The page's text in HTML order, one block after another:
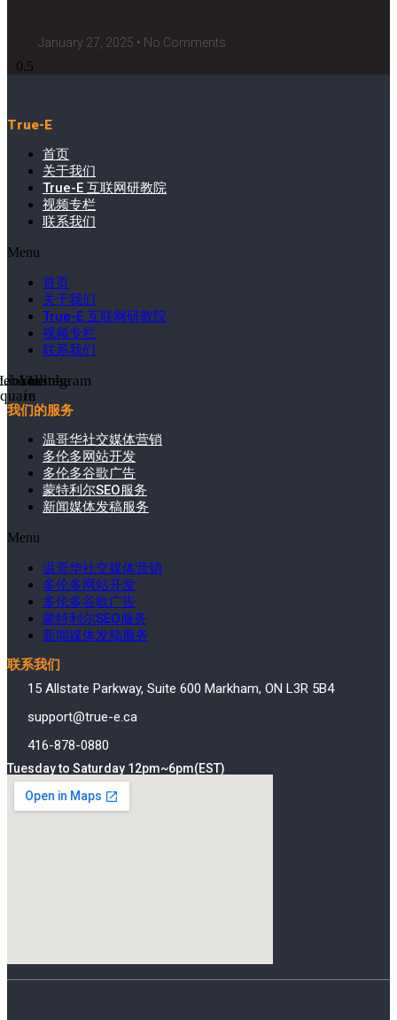
January 27, 2025 No Comments
True-E
首页
关于我们
True-E 互联网研教院
视频专栏
联系我们
Menu
首页
关于我们
True-E 互联网研教院
视频专栏
联系我们
in
Youtube
Instagram
我们的服务
温哥华社交媒体营销
多伦多网站开发
多伦多谷歌广告
蒙特利尔SEO服务
新闻媒体发稿服务
Menu
温哥华社交媒体营销
多伦多网站开发
多伦多谷歌广告
蒙特利尔SEO服务
新闻媒体发稿服务
联系我们
15 Allstate Parkway, Suite 600 Markham, ON L3R 5B4
support@true-e.ca
416-878-0880
Tuesday to Saturday 12pm~6pm(EST)